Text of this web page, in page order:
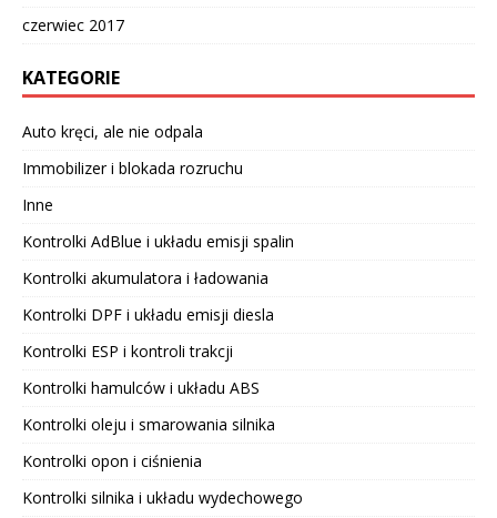
czerwiec 2017
KATEGORIE
Auto kręci, ale nie odpala
Immobilizer i blokada rozruchu
Inne
Kontrolki AdBlue i układu emisji spalin
Kontrolki akumulatora i ładowania
Kontrolki DPF i układu emisji diesla
Kontrolki ESP i kontroli trakcji
Kontrolki hamulców i układu ABS
Kontrolki oleju i smarowania silnika
Kontrolki opon i ciśnienia
Kontrolki silnika i układu wydechowego